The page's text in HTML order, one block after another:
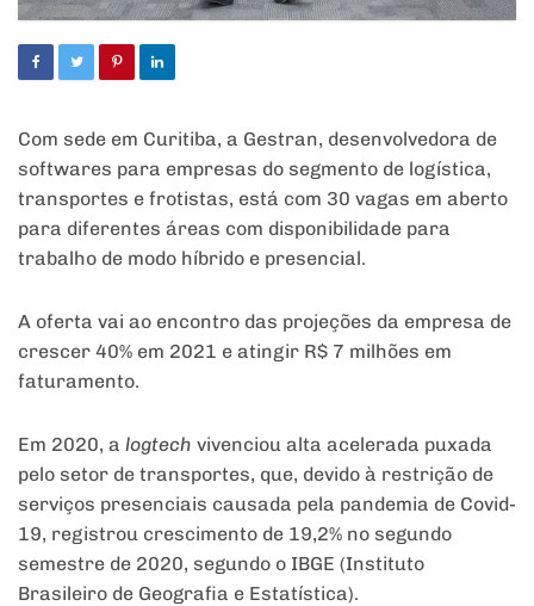
Com sede em Curitiba, a Gestran, desenvolvedora de
softwares para empresas do segmento de logística,
transportes e frotistas, está com 30 vagas em aberto
para diferentes áreas com disponibilidade para
trabalho de modo híbrido e presencial.
A oferta vai ao encontro das projeções da empresa de
crescer 40% em 2021 e atingir R$ 7 milhões em
faturamento.
Em 2020, a logtech vivenciou alta acelerada puxada
pelo setor de transportes, que, devido à restrição de
serviços presenciais causada pela pandemia de Covid-
19, registrou crescimento de 19,2% no segundo
semestre de 2020, segundo o IBGE (Instituto
Brasileiro de Geografia e Estatística).